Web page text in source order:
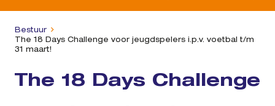
Bestuur
The 18 Days Challenge voor jeugdspelers i.p.v. voetbal t/m
31 maart!
The 18 Days Challenge